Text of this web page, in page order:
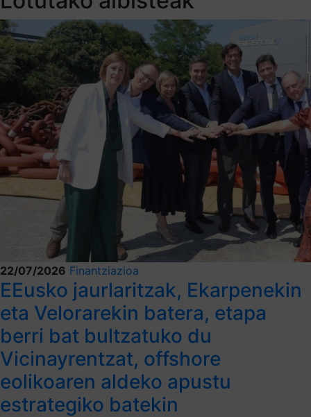
22/07/2026 Finantziazioa
EEusko jaurlaritzak, Ekarpenekin
eta Velorarekin batera, etapa
berri bat bultzatuko du
Vicinayrentzat, offshore
eolikoaren aldeko apustu
estrategiko batekin